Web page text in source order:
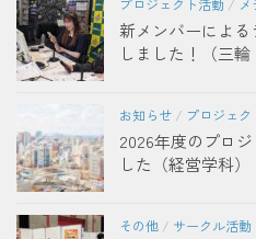
プロジェクト活動 /
新メンバーによ
しました！（三輪
お知らせ / プロジェク
2026年度のプロ
した（経営学科）
その他 / サークル活動